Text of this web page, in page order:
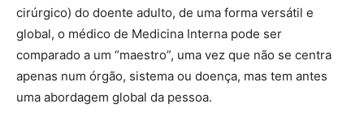
cirúrgico) do doente adulto, de uma forma versátil e
global, o médico de Medicina Interna pode ser
comparado a um “maestro”, uma vez que não se centra
apenas num órgão, sistema ou doença, mas tem antes
uma abordagem global da pessoa.